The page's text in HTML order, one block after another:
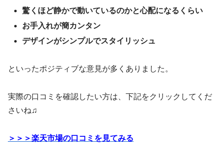
驚くほど静かで動いているのかと心配になるくらい
お手入れが簡カンタン
デザインがシンプルでスタイリッシュ
といったポジティブな意見が多くありました。
実際の口コミを確認したい方は、下記をクリックしてくだ
さいね♫
＞＞＞楽天市場の口コミを見てみる